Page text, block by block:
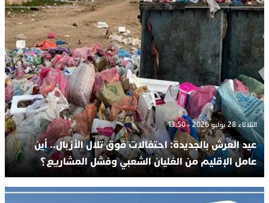
الثلاثاء 28 يوليو 2026 - 13:50
عيد العرش بالجديدة: احتفالات فوق تلال الأزبال.. أين
عامل الإقليم من الغليان الشعبي وفشل المشاريع؟